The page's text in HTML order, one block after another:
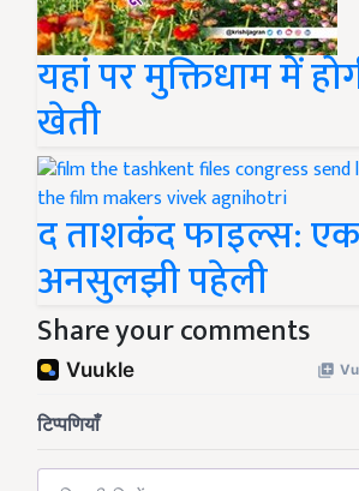
यहां पर मुक्तिधाम में
खेती
द ताशकंद फाइल्स: एक
अनसुलझी पहेली
Share your comments